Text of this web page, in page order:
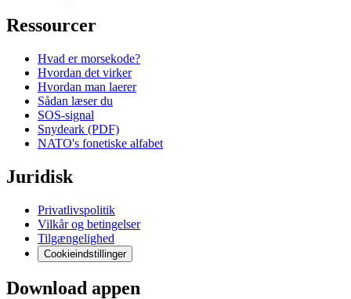
Ressourcer
Hvad er morsekode?
Hvordan det virker
Hvordan man laerer
Sådan læser du
SOS-signal
Snydeark (PDF)
NATO's fonetiske alfabet
Juridisk
Privatlivspolitik
Vilkår og betingelser
Tilgængelighed
Cookieindstillinger
Download appen